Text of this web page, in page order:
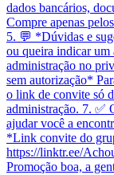
dados bancários,
Compre apenas
5. 💬 *Dúvidas e
ou queira indicar um
administração no
sem autorização*
o link de convite só
administração. 7. ✅
ajudar você a
*Link convite do
https://linktr.ee/
Promoção boa, a